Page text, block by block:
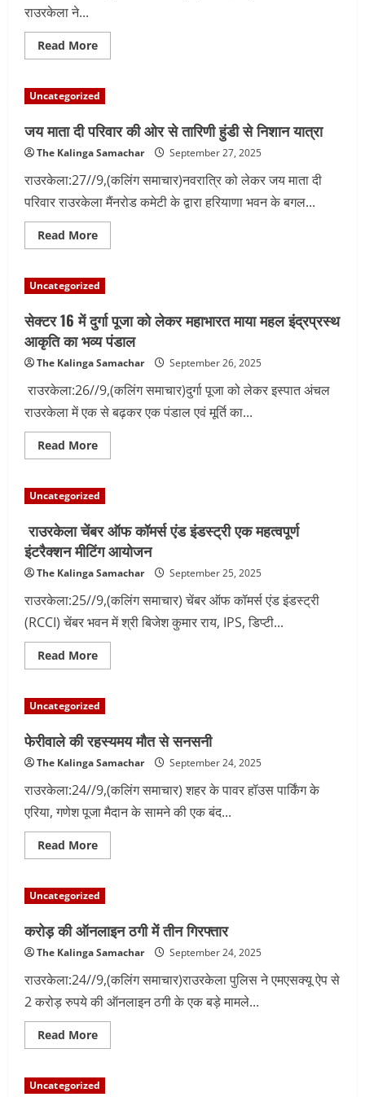
राउरकेला ने...
Read MoreRead
more
दहन
सह
दशमी
उत्सव
की
तैयारी
Uncategorized
जय माता दी परिवार की ओर से तारिणी हुंडी से निशान यात्रा
The Kalinga Samachar September 27, 2025
राउरकेला:27//9,(कलिंग समाचार)नवरात्रि को लेकर जय माता दी
परिवार राउरकेला मैंनरोड कमेटी के द्वारा हरियाणा भवन के बगल...
Read MoreRead
more
माता
दी
की
ओर
से
तारिणी
हुंडी
से
निशान
यात्रा
Uncategorized
सेक्टर 16 में दुर्गा पूजा को लेकर महाभारत माया महल इंद्रप्रस्थ
आकृति का भव्य पंडाल
The Kalinga Samachar September 26, 2025
राउरकेला:26//9,(कलिंग समाचार)दुर्गा पूजा को लेकर इस्पात अंचल
राउरकेला में एक से बढ़कर एक पंडाल एवं मूर्ति का...
Read MoreRead
more
16
में
पूजा
को
लेकर
महाभारत
माया
महल
इंद्रप्रस्थ
आकृति
का
भव्य
पंडाल
Uncategorized
राउरकेला चेंबर ऑफ कॉमर्स एंड इंडस्ट्री एक महत्वपूर्ण
इंटरैक्शन मीटिंग आयोजन
The Kalinga Samachar September 25, 2025
राउरकेला:25//9,(कलिंग समाचार) चेंबर ऑफ कॉमर्स एंड इंडस्ट्री
(RCCI) चेंबर भवन में श्री बि‍जेश कुमार राय, IPS, डिप्टी...
Read MoreRead
more
चेंबर
ऑफ
एंड
इंडस्ट्री
एक
महत्वपूर्ण
इंटरैक्शन
मीटिंग
आयोजन
Uncategorized
फेरीवाले की रहस्यमय मौत से सनसनी
The Kalinga Samachar September 24, 2025
राउरकेला:24//9,(कलिंग समाचार) शहर के पावर हॉउस पार्किंग के
एरिया, गणेश पूजा मैदान के सामने की एक बंद...
Read MoreRead
more
की
रहस्यमय
से
सनसनी
Uncategorized
करोड़ की ऑनलाइन ठगी में तीन गिरफ्तार
The Kalinga Samachar September 24, 2025
राउरकेला:24//9,(कलिंग समाचार)राउरकेला पुलिस ने एमएसक्यू ऐप से
2 करोड़ रुपये की ऑनलाइन ठगी के एक बड़े मामले...
Read MoreRead
more
की
ऑनलाइन
Uncategorized